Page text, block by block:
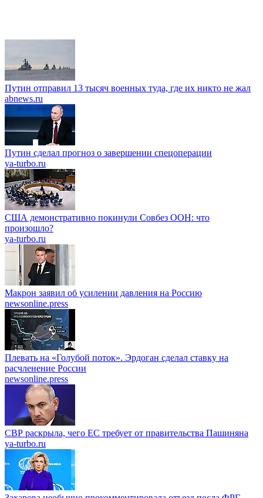
Путин отправил 13 тысяч военных туда, где их никто не жал
abnews.ru
Путин сделал прогноз о завершении спецоперации
ya-turbo.ru
США демонстративно покинули Совбез ООН: что
произошло?
ya-turbo.ru
Макрон заявил об усилении давления на Россию
newsonline.press
Плевать на «Голубой поток». Эрдоган сделал ставку на
расчленение России
newsonline.press
СВР раскрыла, чего ЕС требует от правительства Пашиняна
ya-turbo.ru